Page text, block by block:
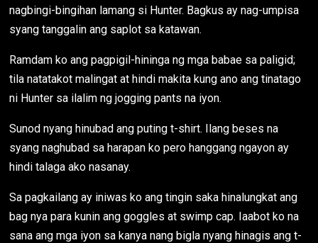
nagbingi-bingihan lamang si Hunter. Bagkus ay nag-umpisa
syang tanggalin ang saplot sa katawan.
Ramdam ko ang pagpigil-hininga ng mga babae sa paligid;
tila natatakot malingat at hindi makita kung ano ang tinatago
ni Hunter sa ilalim ng jogging pants na iyon.
Sunod nyang hinubad ang puting t-shirt. Ilang beses na
syang naghubad sa harapan ko pero hanggang ngayon ay
hindi talaga ako nasanay.
Sa pagkailang ay iniwas ko ang tingin saka hinalungkat ang
bag nya para kunin ang goggles at swimp cap. Iaabot ko na
sana ang mga iyon sa kanya nang bigla nyang hinagis ang t-